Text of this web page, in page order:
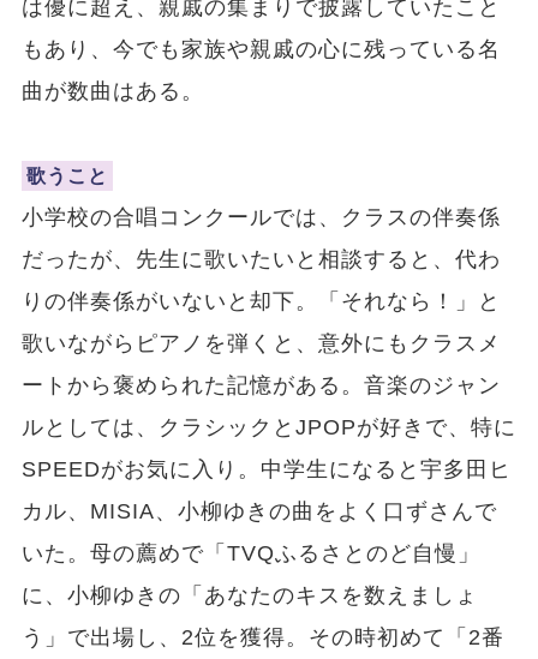
は優に超え、親戚の集まりで披露していたこと
もあり、今でも家族や親戚の心に残っている名
曲が数曲はある。
歌うこと
小学校の合唱コンクールでは、クラスの伴奏係
だったが、先生に歌いたいと相談すると、代わ
りの伴奏係がいないと却下。「それなら！」と
歌いながらピアノを弾くと、意外にもクラスメ
ートから褒められた記憶がある。音楽のジャン
ルとしては、クラシックとJPOPが好きで、特に
SPEEDがお気に入り。中学生になると宇多田ヒ
カル、MISIA、小柳ゆきの曲をよく口ずさんで
いた。母の薦めで「TVQふるさとのど自慢」
に、小柳ゆきの「あなたのキスを数えましょ
う」で出場し、2位を獲得。その時初めて「2番